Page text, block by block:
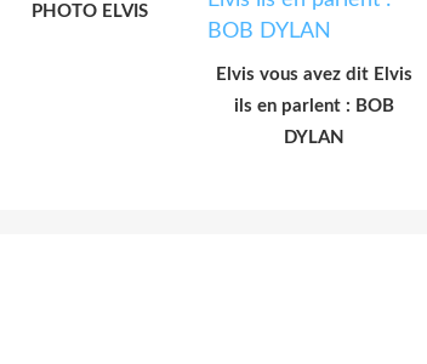
PHOTO ELVIS
Elvis vous avez dit Elvis
ils en parlent : BOB
DYLAN